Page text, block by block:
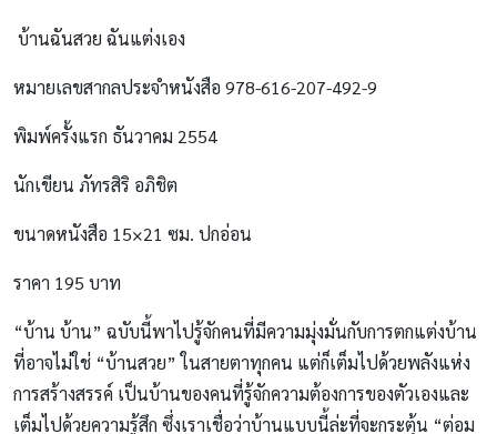
บ้านฉันสวย ฉันแต่งเอง
หมายเลขสากลประจำหนังสือ 978-616-207-492-9
พิมพ์ครั้งแรก ธันวาคม 2554
นักเขียน ภัทรสิริ อภิชิต
ขนาดหนังสือ 15×21 ซม. ปกอ่อน
ราคา 195 บาท
“บ้าน บ้าน” ฉบับนี้พาไปรู้จักคนที่มีความมุ่งมั่นกับการตกแต่งบ้าน
ที่อาจไม่ใช่ “บ้านสวย” ในสายตาทุกคน แต่ก็เต็มไปด้วยพลังแห่ง
การสร้างสรรค์ เป็นบ้านของคนที่รู้จักความต้องการของตัวเองและ
เต็มไปด้วยความรู้สึก ซึ่งเราเชื่อว่าบ้านแบบนี้ล่ะที่จะกระตุ้น “ต่อม